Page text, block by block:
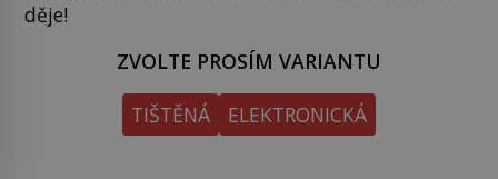
děje!
ZVOLTE PROSÍM VARIANTU
TIŠTĚNÁ
ELEKTRONICKÁ